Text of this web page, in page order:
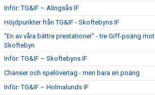
Inför: TG&IF – Alingsås IF
Höjdpunkter från TG&IF - Skoftebyns IF
"En av våra bättre prestationer" - tre Giff-poäng mot
Skoftebyn
Inför: TG&IF – Skoftebyns IF
Chanser och spelövertag - men bara en poäng
Inför: TG&IF – Holmalunds IF